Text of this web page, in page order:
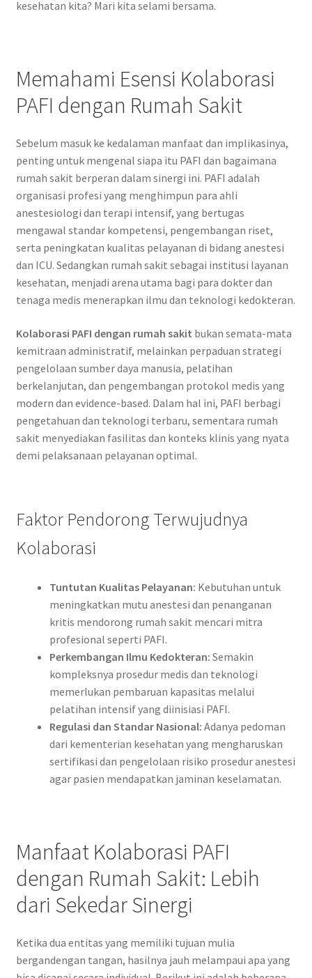
kesehatan kita? Mari kita selami bersama.
Memahami Esensi Kolaborasi
PAFI dengan Rumah Sakit
Sebelum masuk ke kedalaman manfaat dan implikasinya,
penting untuk mengenal siapa itu PAFI dan bagaimana
rumah sakit berperan dalam sinergi ini. PAFI adalah
organisasi profesi yang menghimpun para ahli
anestesiologi dan terapi intensif, yang bertugas
mengawal standar kompetensi, pengembangan riset,
serta peningkatan kualitas pelayanan di bidang anestesi
dan ICU. Sedangkan rumah sakit sebagai institusi layanan
kesehatan, menjadi arena utama bagi para dokter dan
tenaga medis menerapkan ilmu dan teknologi kedokteran.
Kolaborasi PAFI dengan rumah sakit bukan semata-mata
kemitraan administratif, melainkan perpaduan strategi
pengelolaan sumber daya manusia, pelatihan
berkelanjutan, dan pengembangan protokol medis yang
modern dan evidence-based. Dalam hal ini, PAFI berbagi
pengetahuan dan teknologi terbaru, sementara rumah
sakit menyediakan fasilitas dan konteks klinis yang nyata
demi pelaksanaan pelayanan optimal.
Faktor Pendorong Terwujudnya
Kolaborasi
Tuntutan Kualitas Pelayanan: Kebutuhan untuk
meningkatkan mutu anestesi dan penanganan
kritis mendorong rumah sakit mencari mitra
profesional seperti PAFI.
Perkembangan Ilmu Kedokteran: Semakin
kompleksnya prosedur medis dan teknologi
memerlukan pembaruan kapasitas melalui
pelatihan intensif yang diinisiasi PAFI.
Regulasi dan Standar Nasional: Adanya pedoman
dari kementerian kesehatan yang mengharuskan
sertifikasi dan pengelolaan risiko prosedur anestesi
agar pasien mendapatkan jaminan keselamatan.
Manfaat Kolaborasi PAFI
dengan Rumah Sakit: Lebih
dari Sekedar Sinergi
Ketika dua entitas yang memiliki tujuan mulia
bergandengan tangan, hasilnya jauh melampaui apa yang